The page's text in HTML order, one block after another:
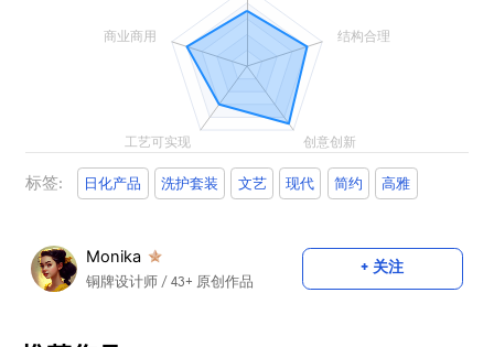
标签: 日化产品 洗护套装 文艺 现代 简约 高雅
Monika
铜牌设计师 / 43+ 原创作品
+ 关注